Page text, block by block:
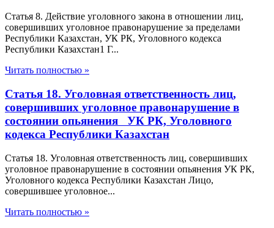
Статья 8. Действие уголовного закона в отношении лиц,
совершивших уголовное правонарушение за пределами
Республики Казахстан, УК РК, Уголовного кодекса
Республики Казахстан1 Г...
Читать полностью »
Статья 18. Уголовная ответственность лиц,
совершивших уголовное правонарушение в
состоянии опьянения УК РК, Уголовного
кодекса Республики Казахстан
Статья 18. Уголовная ответственность лиц, совершивших
уголовное правонарушение в состоянии опьянения УК РК,
Уголовного кодекса Республики Казахстан Лицо,
совершившее уголовное...
Читать полностью »